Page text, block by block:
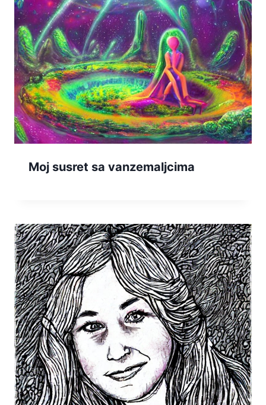
Moj susret sa vanzemaljcima